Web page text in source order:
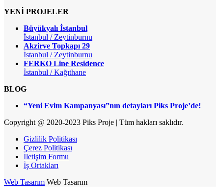
YENİ PROJELER
Büyükyalı İstanbul
İstanbul / Zeytinburnu
Akzirve Topkapı 29
İstanbul / Zeytinburnu
FERKO Line Residence
İstanbul / Kağıthane
BLOG
“Yeni Evim Kampanyası”nın detayları Piks Proje’de!
Copyright @ 2020-2023 Piks Proje | Tüm hakları saklıdır.
Gizlilik Politikası
Çerez Politikası
İletişim Formu
İş Ortakları
Web Tasarım Web Tasarım